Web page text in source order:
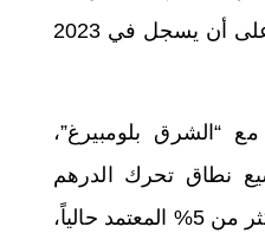
2% في غضون عامين، على أن يسجل في 2023
مع “الشرق بلومبيرغ”،
نطاق تحرك الدرهم
في الوقت الراهن إلى أكثر من 5% المعتمد حالياً،